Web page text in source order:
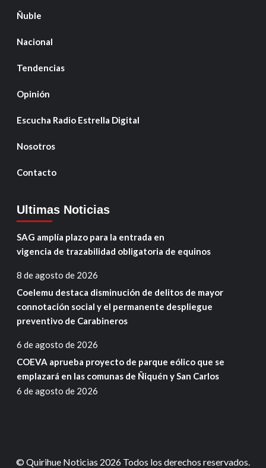
Ñuble
Nacional
Tendencias
Opinión
Escucha Radio Estrella Digital
Nosotros
Contacto
Ultimas Noticias
SAG amplía plazo para la entrada en
vigencia de trazabilidad obligatoria de equinos
8 de agosto de 2026
Coelemu destaca disminución de delitos de mayor
connotación social y el permanente despliegue
preventivo de Carabineros
6 de agosto de 2026
COEVA aprueba proyecto de parque eólico que se
emplazará en las comunas de Ñiquén y San Carlos
6 de agosto de 2026